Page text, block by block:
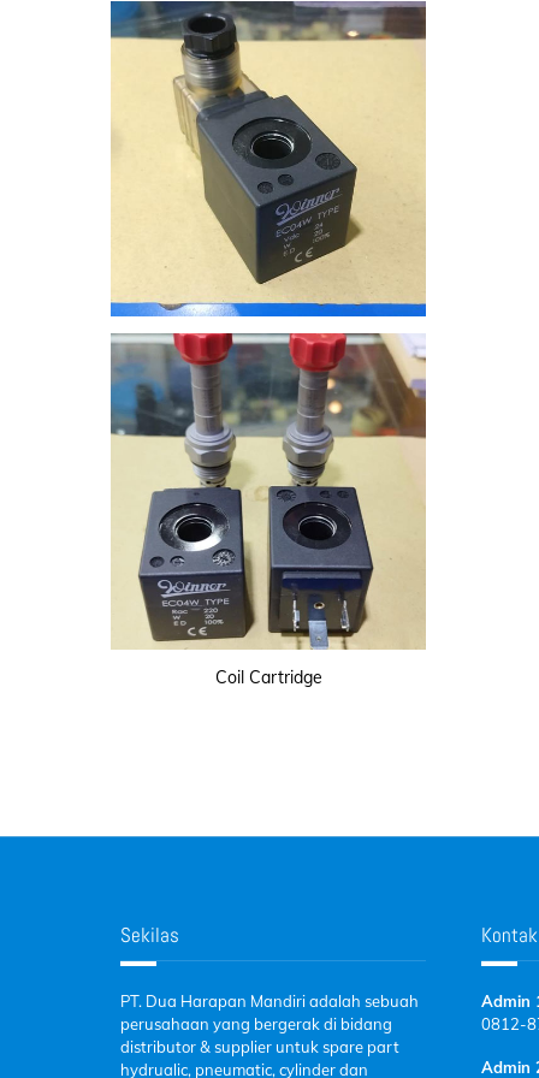
Coil Cartridge
Sekilas
PT. Dua Harapan Mandiri adalah sebuah
perusahaan yang bergerak di bidang
distributor & supplier untuk spare part
hydrualic, pneumatic, cylinder dan
Kontak
Admin
0812-
Admin